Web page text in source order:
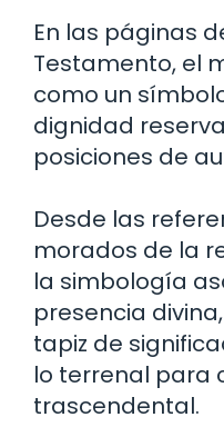
En las páginas
Testamento, el
como un
dignidad
posiciones de
Desde las
morados de la
la simbología
presencia
tapiz de
lo terrenal para
trascendental.